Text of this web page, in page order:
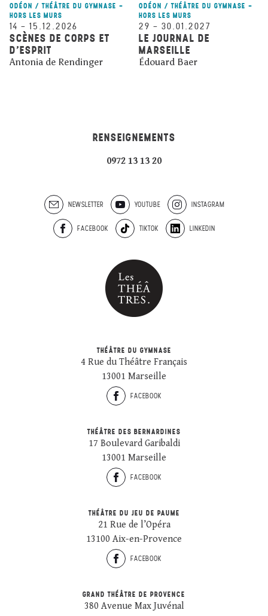
ODÉON / THÉÂTRE DU GYMNASE -
HORS LES MURS
14 – 15.12.2026
SCÈNES DE CORPS ET
D’ESPRIT
Antonia de Rendinger
ODÉON / THÉÂTRE DU GYMNASE -
HORS LES MURS
29 – 30.01.2027
LE JOURNAL DE
MARSEILLE
Édouard Baer
RENSEIGNEMENTS
0972 13 13 20
NEWSLETTER YOUTUBE INSTAGRAM
FACEBOOK TIKTOK LINKEDIN
THÉÂTRE DU GYMNASE
4 Rue du Théâtre Français
13001 Marseille
FACEBOOK
THÉÂTRE DES BERNARDINES
17 Boulevard Garibaldi
13001 Marseille
FACEBOOK
THÉÂTRE DU JEU DE PAUME
21 Rue de l’Opéra
13100 Aix-en-Provence
FACEBOOK
GRAND THÉÂTRE DE PROVENCE
380 Avenue Max Juvénal